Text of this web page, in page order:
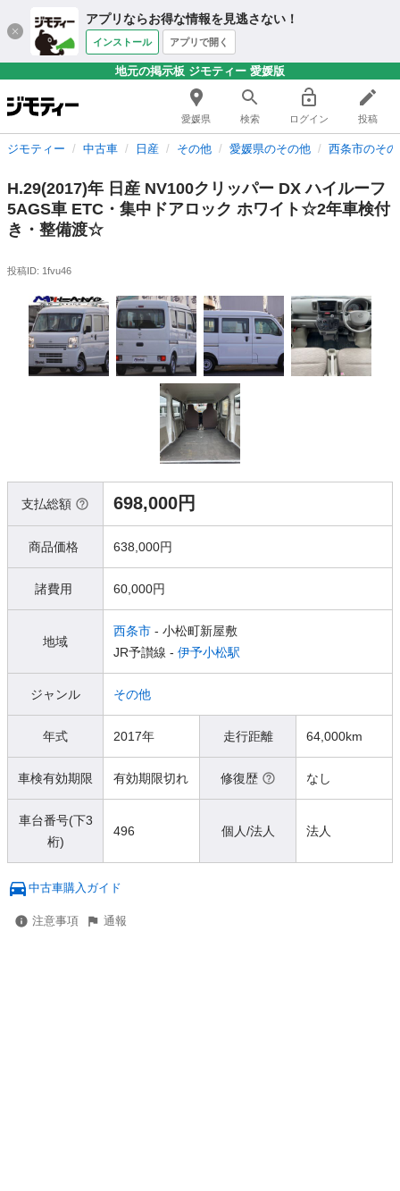
アプリならお得な情報を見逃さない！
インストール アプリで開く
地元の掲示板 ジモティー 愛媛版
愛媛県 検索 ログイン 投稿
ジモティー 中古車 日産 その他 愛媛県のその他 西条市のそ
H.29(2017)年 日産 NV100クリッパー DX ハイルーフ
5AGS車 ETC・集中ドアロック ホワイト☆2年車検付
き・整備渡☆
投稿ID: 1fvu46
支払総額 698,000円
商品価格 638,000円
諸費用 60,000円
地域
西条市 - 小松町新屋敷
JR予讃線 - 伊予小松駅
ジャンル その他
年式 2017年 走行距離 64,000km
車検有効期限 有効期限切れ 修復歴 なし
車台番号(下3
桁)
496 個人/法人 法人
中古車購入ガイド
注意事項 通報